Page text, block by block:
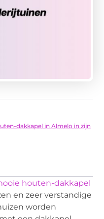
dakkapel in Almelo in zijn
houten-dakkapel
en zeer verstandige
worden